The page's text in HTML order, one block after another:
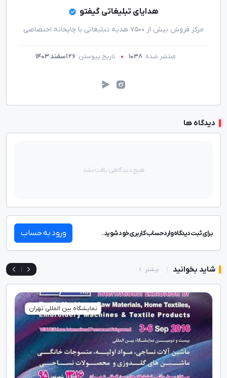
هدایای تبلیغاتی گیفتو
مرکز فروش بیش از 7500 هدیه تبلیغاتی با چاپخانه اختصاصی
منتشر شده: 1038 تاریخ پیوستن: 26 اسفند 1403
دیدگاه ها
هیچ دیدگاهی یافت نشد
برای ثبت دیدگاه وارد حساب کاربری خود شوید. ورود به حساب
شاید بخوانید بیشتر |
نمایشگاه بین المللی تهران